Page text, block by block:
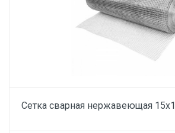
Сетка сварная нержавеющая